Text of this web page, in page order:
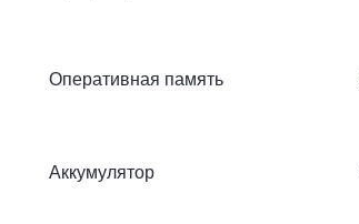
Оперативная память
Аккумулятор